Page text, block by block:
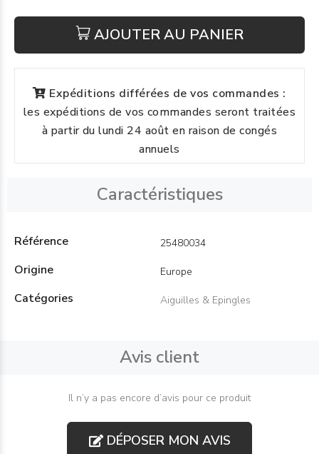
AJOUTER AU PANIER
Expéditions différées de vos commandes :
les expéditions de vos commandes seront traitées
à partir du lundi 24 août en raison de congés
annuels
Caractéristiques
Référence 25480034
Origine Europe
Catégories Aiguilles & Epingles
Avis client
Il n’y a pas encore d’avis pour ce produit
DÉPOSER MON AVIS